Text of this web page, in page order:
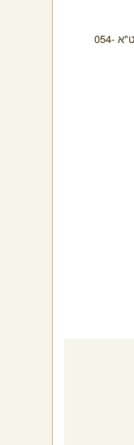
הרב אליעזר מלכה שליט"א 054-